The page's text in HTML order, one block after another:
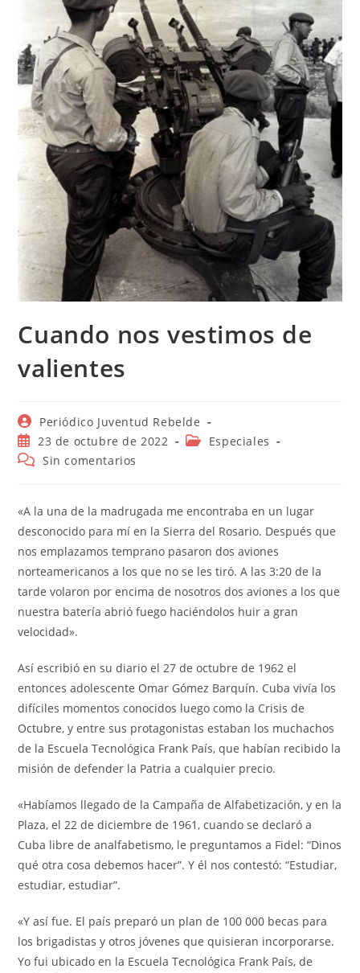
Cuando nos vestimos de
valientes
Autor
de
la
entrada:
Periódico Juventud Rebelde
Publicación
de
23 de octubre de 2022
Categoría
Especiales
Comentarios
entrada:
Sin comentarios
«A la una de la madrugada me encontraba en un lugar
desconocido para mí en la Sierra del Rosario. Después que
nos emplazamos temprano pasaron dos aviones
norteamericanos a los que no se les tiró. A las 3:20 de la
tarde volaron por encima de nosotros dos aviones a los que
nuestra batería abrió fuego haciéndolos huir a gran
velocidad».
Así escribió en su diario el 27 de octubre de 1962 el
entonces adolescente Omar Gómez Barquín. Cuba vivía los
difíciles momentos conocidos luego como la Crisis de
Octubre, y entre sus protagonistas estaban los muchachos
de la Escuela Tecnológica Frank País, que habían recibido la
misión de defender la Patria a cualquier precio.
«Habíamos llegado de la Campaña de Alfabetización, y en la
Plaza, el 22 de diciembre de 1961, cuando se declaró a
Cuba libre de analfabetismo, le preguntamos a Fidel: “Dinos
qué otra cosa debemos hacer”. Y él nos contestó: “Estudiar,
estudiar, estudiar”.
«Y así fue. El país preparó un plan de 100 000 becas para
los brigadistas y otros jóvenes que quisieran incorporarse.
Yo fui ubicado en la Escuela Tecnológica Frank País, de